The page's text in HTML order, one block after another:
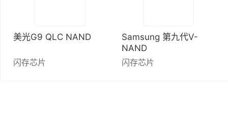
美光G9 QLC NAND
闪存芯片
Samsung 第九代V-
NAND
闪存芯片